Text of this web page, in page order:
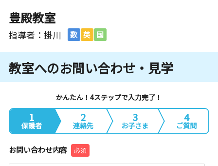
豊殿教室
指導者：掛川 数 英 国
教室へのお問い合わせ・見学
かんたん！4ステップで入力完了！
1
保護者
2
連絡先
3
お子さま
4
ご質問
お問い合わせ内容 必須